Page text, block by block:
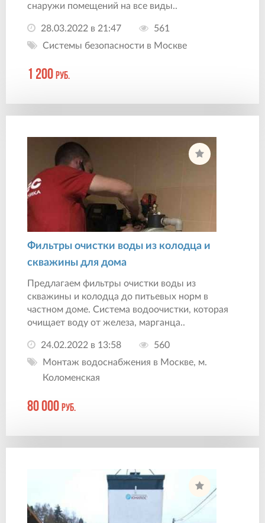
снаружи помещений на все виды..
28.03.2022 в 21:47
561
Системы безопасности в Москве
1 200 руб.
Фильтры очистки воды из колодца и
скважины для дома
Предлагаем фильтры очистки воды из
скважины и колодца до питьевых норм в
частном доме. Система водоочистки, которая
очищает воду от железа, марганца..
24.02.2022 в 13:58
560
Монтаж водоснабжения в Москве, м.
Коломенская
80 000 руб.